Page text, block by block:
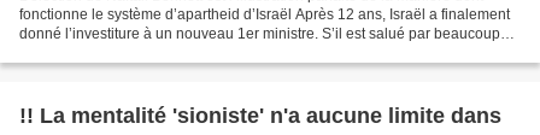
fonctionne le système d’apartheid d’Israël Après 12 ans, Israël a finalement
donné l’investiture à un nouveau 1er ministre. S’il est salué par beaucoup
!! La mentalité 'sioniste' n'a aucune limite dans